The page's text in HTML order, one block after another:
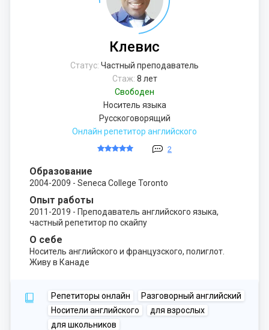
Клевис
Статус: Частный преподаватель
Стаж: 8 лет
Свободен
Носитель языка
Русскоговорящий
Онлайн репетитор английского
2
Образование
2004-2009 - Seneca College Toronto
Опыт работы
2011-2019 - Преподаватель английского языка,
частный репетитор по скайпу
О себе
Носитель английского и французского, полиглот.
Живу в Канаде
Репетиторы онлайн
Разговорный английский
Носители английского
для взрослых
для школьников